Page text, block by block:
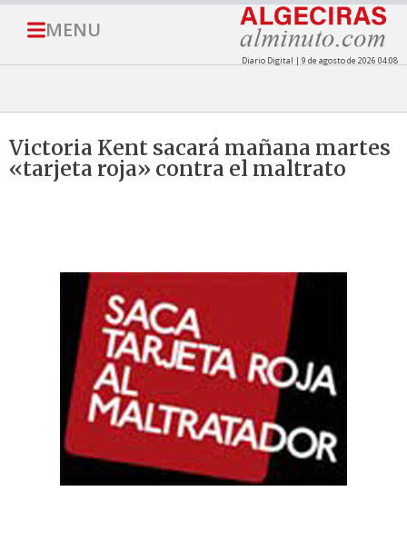
MENU
Diario Digital | 9 de agosto de 2026 04:08
Victoria Kent sacará mañana martes
«tarjeta roja» contra el maltrato